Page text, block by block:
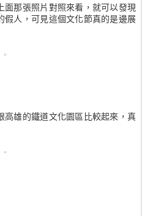
那張照片對照來看，就可以發現
人，可見這個文化節真的是邊展
雄的鐵道文化園區比較起來，真